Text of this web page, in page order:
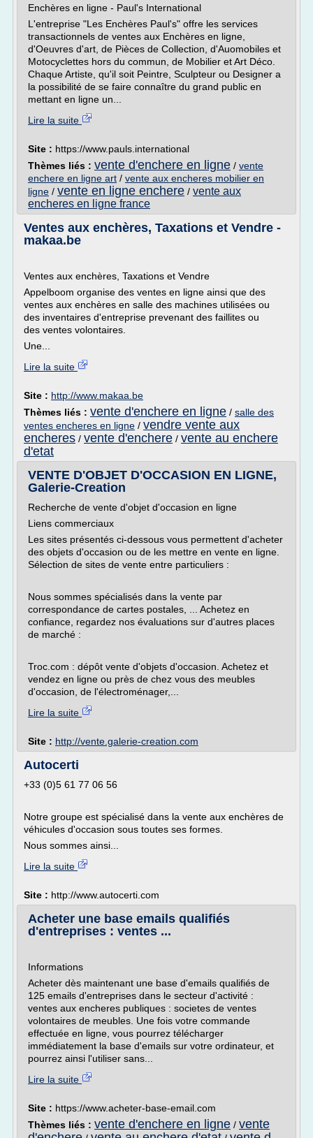
Enchères en ligne - Paul's International
L'entreprise "Les Enchères Paul's" offre les services
transactionnels de ventes aux Enchères en ligne,
d'Oeuvres d'art, de Pièces de Collection, d'Auomobiles et
Motocyclettes hors du commun, de Mobilier et Art Déco.
Chaque Artiste, qu'il soit Peintre, Sculpteur ou Designer a
la possibilité de se faire connaître du grand public en
mettant en ligne un...
Lire la suite
Site : https://www.pauls.international
Thèmes liés : vente d'enchere en ligne / vente
enchere en ligne art / vente aux encheres mobilier en
ligne / vente en ligne enchere / vente aux
encheres en ligne france
Ventes aux enchères, Taxations et Vendre -
makaa.be
Ventes aux enchères, Taxations et Vendre
Appelboom organise des ventes en ligne ainsi que des
ventes aux enchères en salle des machines utilisées ou
des inventaires d'entreprise prevenant des faillites ou
des ventes volontaires.
Une...
Lire la suite
Site : http://www.makaa.be
Thèmes liés : vente d'enchere en ligne / salle des
ventes encheres en ligne / vendre vente aux
encheres / vente d'enchere / vente au enchere
d'etat
VENTE D'OBJET D'OCCASION EN LIGNE,
Galerie-Creation
Recherche de vente d'objet d'occasion en ligne
Liens commerciaux
Les sites présentés ci-dessous vous permettent d'acheter
des objets d'occasion ou de les mettre en vente en ligne.
Sélection de sites de vente entre particuliers :
Nous sommes spécialisés dans la vente par
correspondance de cartes postales, ... Achetez en
confiance, regardez nos évaluations sur d'autres places
de marché :
Troc.com : dépôt vente d'objets d'occasion. Achetez et
vendez en ligne ou près de chez vous des meubles
d'occasion, de l'électroménager,...
Lire la suite
Site : http://vente.galerie-creation.com
Autocerti
+33 (0)5 61 77 06 56
Notre groupe est spécialisé dans la vente aux enchères de
véhicules d'occasion sous toutes ses formes.
Nous sommes ainsi...
Lire la suite
Site : http://www.autocerti.com
Acheter une base emails qualifiés
d'entreprises : ventes ...
Informations
Acheter dès maintenant une base d'emails qualifiés de
125 emails d'entreprises dans le secteur d'activité :
ventes aux encheres publiques : societes de ventes
volontaires de meubles. Une fois votre commande
effectuée en ligne, vous pourrez télécharger
immédiatement la base d'emails sur votre ordinateur, et
pourrez ainsi l'utiliser sans...
Lire la suite
Site : https://www.acheter-base-email.com
Thèmes liés : vente d'enchere en ligne / vente